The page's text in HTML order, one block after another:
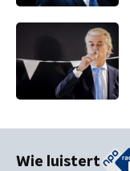
Wie luistert